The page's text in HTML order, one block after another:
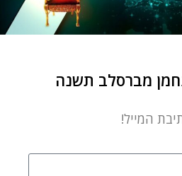
ZVI ARYEH
The 11th of Kislev is the
מברסלב תשנה
המייל!